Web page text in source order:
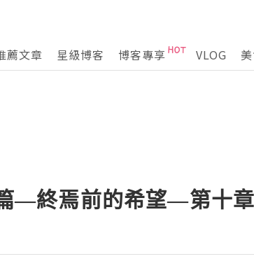
薦文章 星級博客 博客專享 VLOG
篇—終焉前的希望—第十